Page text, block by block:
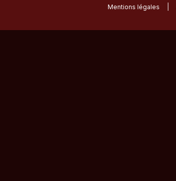
Mentions légales